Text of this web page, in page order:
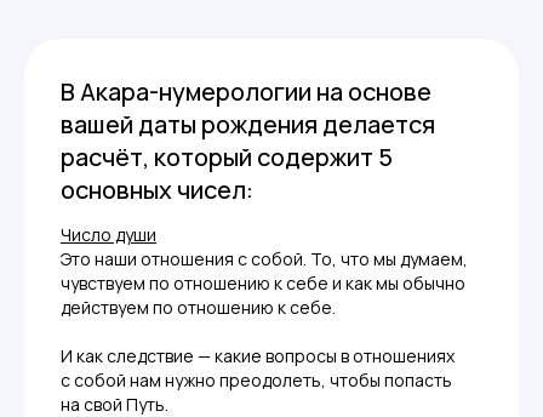
В Акара-нумерологии на основе
вашей даты рождения делается
расчёт, который содержит 5
основных чисел:
Число души
Это наши отношения с собой. То, что мы думаем,
чувствуем по отношению к себе и как мы обычно
действуем по отношению к себе.
И как следствие — какие вопросы в отношениях
с собой нам нужно преодолеть, чтобы попасть
на свой Путь.